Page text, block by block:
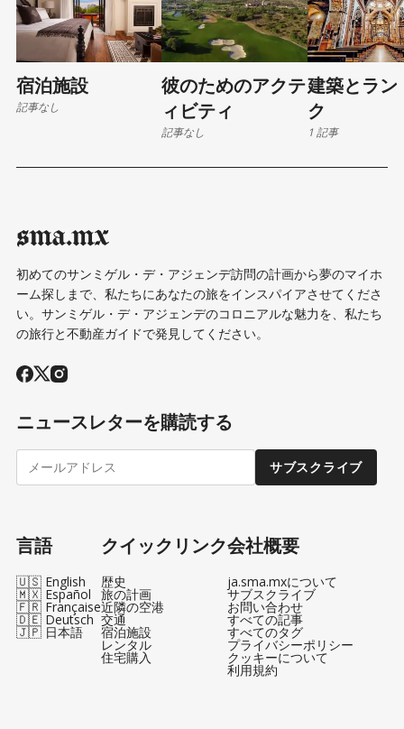
宿泊施設
記事なし
彼のためのアクテ
ィビティ
記事なし
建築とラン
ク
1 記事
sma.mx
初めてのサンミゲル・デ・アジェンデ訪問の計画から夢のマイホ
ーム探しまで、私たちにあなたの旅をインスパイアさせてくださ
い。サンミゲル・デ・アジェンデのコロニアルな魅力を、私たち
の旅行と不動産ガイドで発見してください。
ニュースレターを購読する
サブスクライブ
言語
🇺🇸 English
🇲🇽 Español
🇫🇷 Française
🇩🇪 Deutsch
🇯🇵 日本語
クイックリンク
歴史
旅の計画
近隣の空港
交通
宿泊施設
レンタル
住宅購入
会社概要
ja.sma.mxについて
サブスクライブ
お問い合わせ
すべての記事
すべてのタグ
プライバシーポリシー
クッキーについて
利用規約